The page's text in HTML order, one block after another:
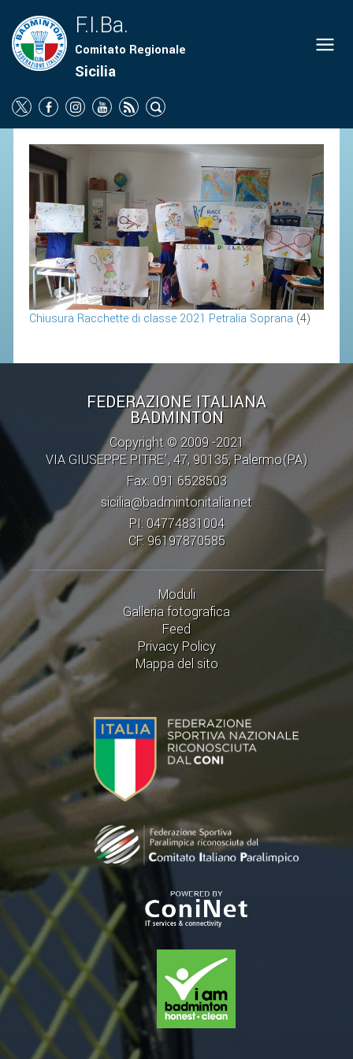
F.I.Ba.
Comitato Regionale
Sicilia
Chiusura Racchette di classe 2021 Petralia Soprana (4)
FEDERAZIONE ITALIANA
BADMINTON
Copyright © 2009 -2021
VIA GIUSEPPE PITRE', 47, 90135, Palermo(PA)
Fax: 091 6528503
sicilia@badmintonitalia.net
PI: 04774831004
CF: 96197870585
Moduli
Galleria fotografica
Feed
Privacy Policy
Mappa del sito
ORGANIGRAMMA
SOCIETÀ
PROMOZIONE
CAMPIONATI
TERRITORIO
COMUNICATI
ATTI UFFICIALI
CALENDARIO
FIBA NAZIONALE